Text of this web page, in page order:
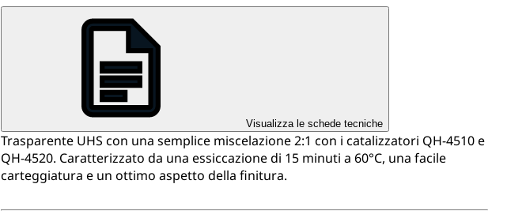
Visualizza le schede tecniche
Trasparente UHS con una semplice miscelazione 2:1 con i catalizzatori QH-4510 e
QH-4520. Caratterizzato da una essiccazione di 15 minuti a 60°C, una facile
carteggiatura e un ottimo aspetto della finitura.